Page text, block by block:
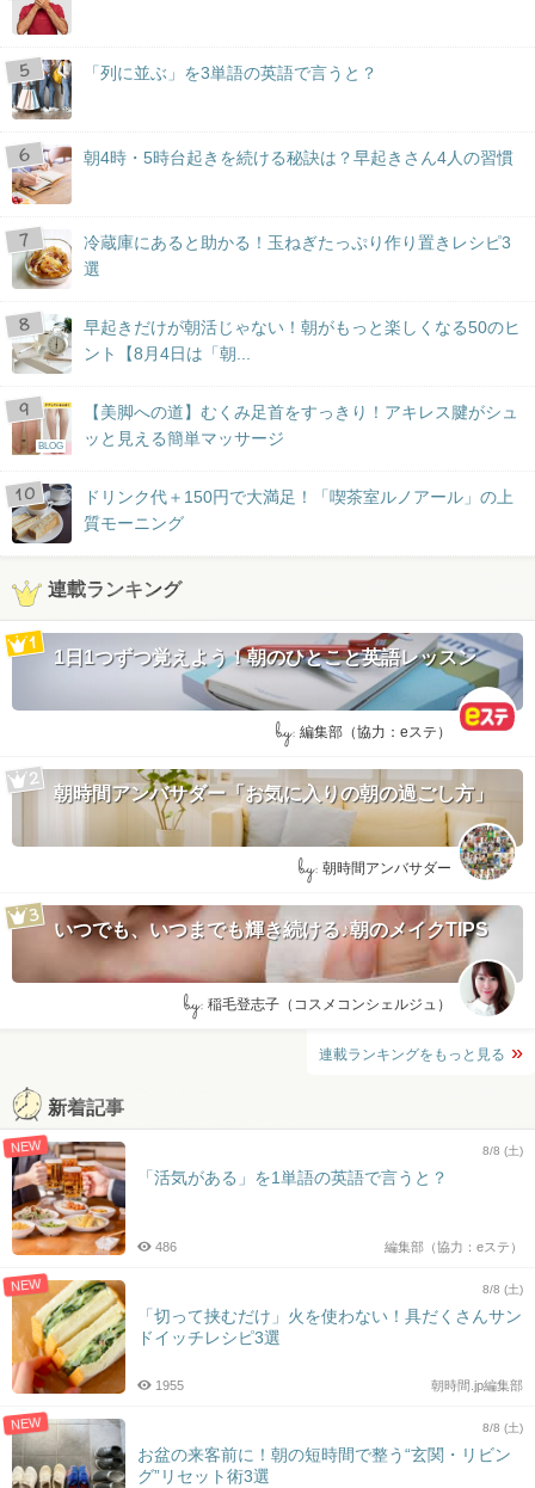
「列に並ぶ」を3単語の英語で言うと？
朝4時・5時台起きを続ける秘訣は？早起きさん4人の習慣
冷蔵庫にあると助かる！玉ねぎたっぷり作り置きレシピ3
選
早起きだけが朝活じゃない！朝がもっと楽しくなる50のヒ
ント【8月4日は「朝...
BLOG
【美脚への道】むくみ足首をすっきり！アキレス腱がシュ
ッと見える簡単マッサージ
ドリンク代＋150円で大満足！「喫茶室ルノアール」の上
質モーニング
連載ランキング
1日1つずつ覚えよう！朝のひとこと英語レッスン
by: 編集部（協力：eステ）
朝時間アンバサダー「お気に入りの朝の過ごし方」
by: 朝時間アンバサダー
いつでも、いつまでも輝き続ける♪朝のメイクTIPS
by: 稲毛登志子（コスメコンシェルジュ）
連載ランキングをもっと見る
新着記事
NEW 8/8 (土)
「活気がある」を1単語の英語で言うと？
編集部（協力：eステ）
486
NEW 8/8 (土)
「切って挟むだけ」火を使わない！具だくさんサン
ドイッチレシピ3選
朝時間.jp編集部
1955
NEW 8/8 (土)
お盆の来客前に！朝の短時間で整う“玄関・リビン
グ”リセット術3選